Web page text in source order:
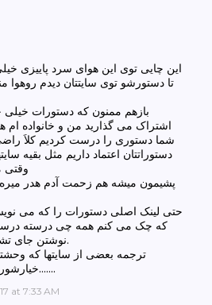
این چایی توی این هوای سرد پاییزی
تا دستورشو توی سایتتان دیدم روهوا
بازهم ممنون که دستورات خیلی
اشتراک می گذارید من و خانواده
شما دستوری را درست کردیم کلاَ
دستوراتتان اعتماد داریم مثل بقیه
وقتی
پشیمون میشه هم زحمت آدم هدر
حتی لینک اصلی دستورات را که می
که چک می کنم همه چی درسته
نوشتن جای تشکر فراوان دارد.
ترجمه بعضی از سایتها که
خیارشور ترجمه کردند و.......
at 7:33 AM